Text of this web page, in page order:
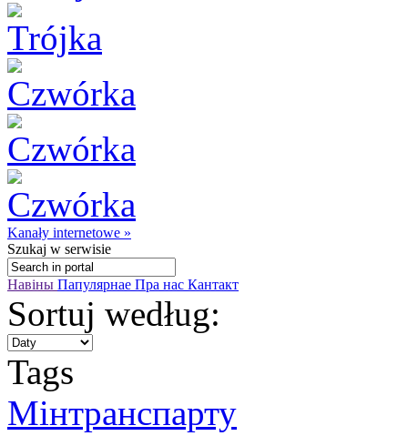
Kanały internetowe »
Szukaj w serwisie
Навіны Папулярнае Пра нас Кантакт
Sortuj według:
Tags
Мінтранспарту